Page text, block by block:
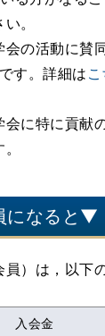
。
会の活動に賛
す。詳細は
に特に貢献
になると▼
）は，以下
入会金